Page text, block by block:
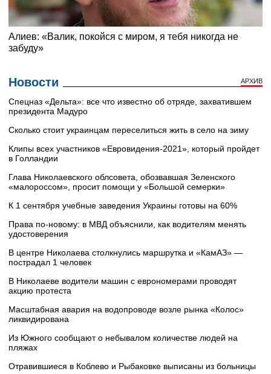
Новости АРХИВ
Cпецназ «Дельта»: все что известно об отряде, захватившем
президента Мадуро
Сколько стоит украинцам переселиться жить в село на зиму
Клипы всех участников «Евровидения-2021», который пройдет
в Голландии
Глава Николаевского облсовета, обозвавшая Зеленского
«малороссом», просит помощи у «Большой семерки»
К 1 сентября учебные заведения Украины готовы на 60%
Права по-новому: в МВД объяснили, как водителям менять
удостоверения
В центре Николаева столкнулись маршрутка и «КамАЗ» —
пострадал 1 человек
В Николаеве водители машин с еврономерами проводят
акцию протеста
Масштабная авария на водопроводе возле рынка «Колос»
ликвидирована
Из Южного сообщают о небывалом количестве людей на
пляжах
Отравившиеся в Коблево и Рыбаковке выписаны из больницы